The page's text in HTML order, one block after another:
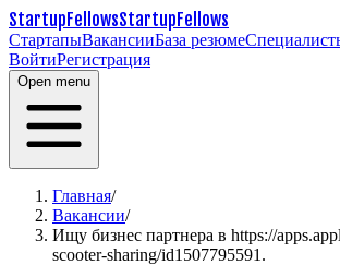
StartupFellowsStartupFellows
СтартапыВакансииБаза резюме
ВойтиРегистрация
Open menu
Главная/
Вакансии/
Ищу бизнес партнера в https://
scooter-sharing/id1507795591.